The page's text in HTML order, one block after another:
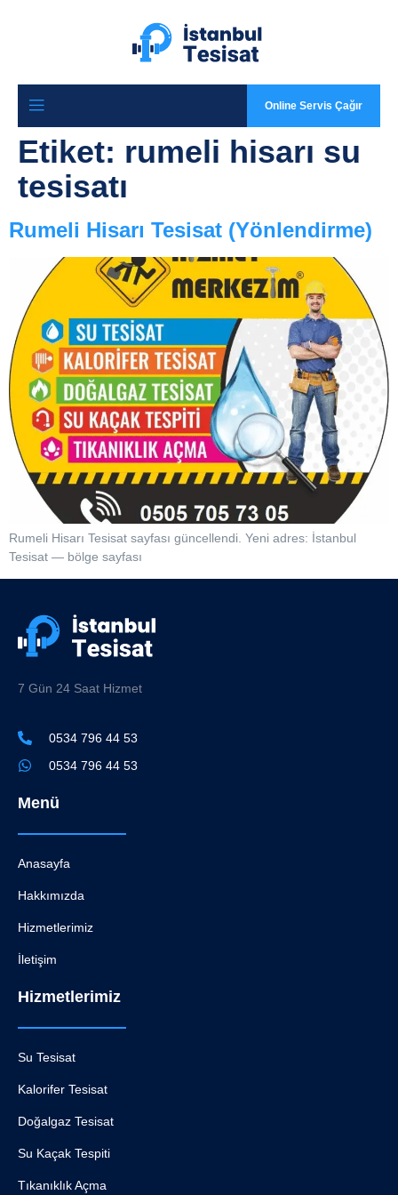
Online Servis Çağır
Etiket: rumeli hisarı su
tesisatı
Rumeli Hisarı Tesisat (Yönlendirme)
Rumeli Hisarı Tesisat sayfası güncellendi. Yeni adres: İstanbul
Tesisat — bölge sayfası
7 Gün 24 Saat Hizmet
0534 796 44 53
0534 796 44 53
Menü
Anasayfa
Hakkımızda
Hizmetlerimiz
İletişim
Hizmetlerimiz
Su Tesisat
Kalorifer Tesisat
Doğalgaz Tesisat
Su Kaçak Tespiti
Tıkanıklık Açma